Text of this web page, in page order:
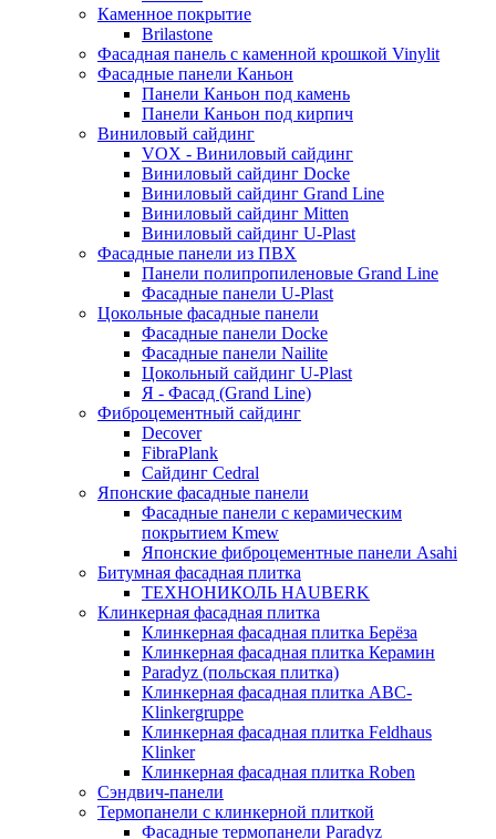
Каменное покрытие
Brilastone
Фасадная панель с каменной крошкой Vinylit
Фасадные панели Каньон
Панели Каньон под камень
Панели Каньон под кирпич
Виниловый сайдинг
VOX - Виниловый сайдинг
Виниловый сайдинг Docke
Виниловый сайдинг Grand Line
Виниловый сайдинг Mitten
Виниловый сайдинг U-Plast
Фасадные панели из ПВХ
Панели полипропиленовые Grand Line
Фасадные панели U-Plast
Цокольные фасадные панели
Фасадные панели Docke
Фасадные панели Nailite
Цокольный сайдинг U-Plast
Я - Фасад (Grand Line)
Фиброцементный сайдинг
Decover
FibraPlank
Сайдинг Cedral
Японские фасадные панели
Фасадные панели с керамическим
покрытием Kmew
Японские фиброцементные панели Asahi
Битумная фасадная плитка
ТЕХНОНИКОЛЬ HAUBERK
Клинкерная фасадная плитка
Клинкерная фасадная плитка Берёза
Клинкерная фасадная плитка Керамин
Paradyz (польская плитка)
Клинкерная фасадная плитка ABC-
Klinkergruppe
Клинкерная фасадная плитка Feldhaus
Klinker
Клинкерная фасадная плитка Roben
Сэндвич-панели
Термопанели с клинкерной плиткой
Фасадные термопанели Paradyz